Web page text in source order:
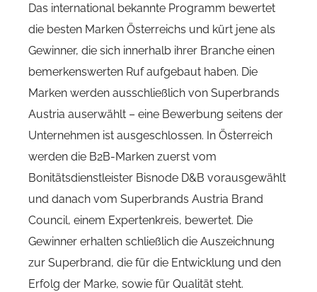
Das international bekannte Programm bewertet
die besten Marken Österreichs und kürt jene als
Gewinner, die sich innerhalb ihrer Branche einen
bemerkenswerten Ruf aufgebaut haben. Die
Marken werden ausschließlich von Superbrands
Austria auserwählt – eine Bewerbung seitens der
Unternehmen ist ausgeschlossen. In Österreich
werden die B2B-Marken zuerst vom
Bonitätsdienstleister Bisnode D&B vorausgewählt
und danach vom Superbrands Austria Brand
Council, einem Expertenkreis, bewertet. Die
Gewinner erhalten schließlich die Auszeichnung
zur Superbrand, die für die Entwicklung und den
Erfolg der Marke, sowie für Qualität steht.